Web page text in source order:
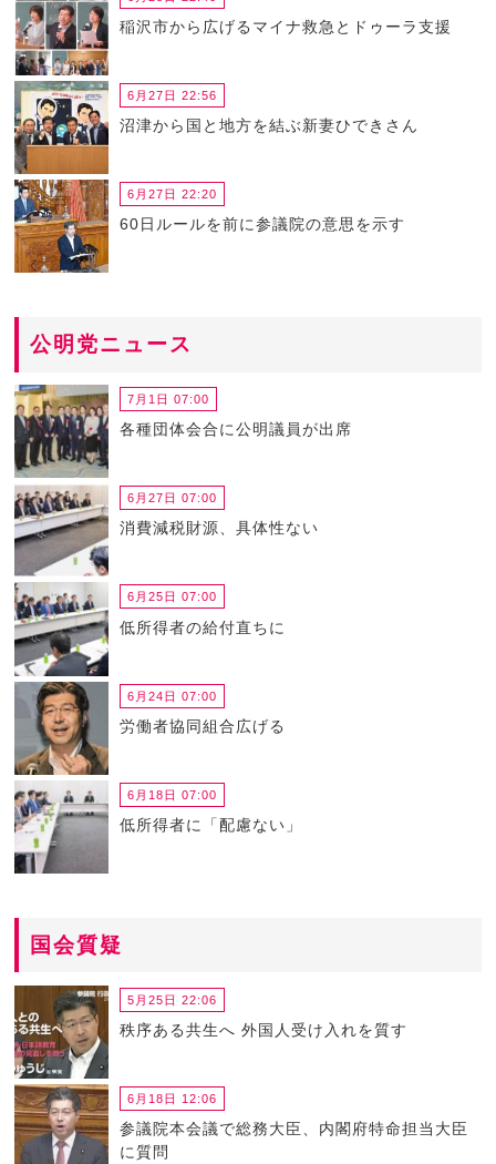
稲沢市から広げるマイナ救急とドゥーラ支援
6月27日 22:56
沼津から国と地方を結ぶ新妻ひできさん
6月27日 22:20
60日ルールを前に参議院の意思を示す
公明党ニュース
7月1日 07:00
各種団体会合に公明議員が出席
6月27日 07:00
消費減税財源、具体性ない
6月25日 07:00
低所得者の給付直ちに
6月24日 07:00
労働者協同組合広げる
6月18日 07:00
低所得者に「配慮ない」
国会質疑
5月25日 22:06
秩序ある共生へ 外国人受け入れを質す
6月18日 12:06
参議院本会議で総務大臣、内閣府特命担当大臣
に質問